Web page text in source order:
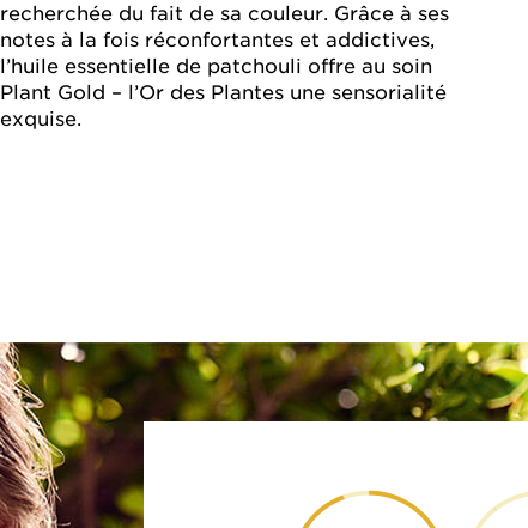
recherchée du fait de sa couleur. Grâce à ses
notes à la fois réconfortantes et addictives,
l’huile essentielle de patchouli offre au soin
Plant Gold – l’Or des Plantes une sensorialité
exquise.